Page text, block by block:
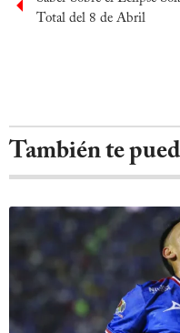
Total del 8 de Abril
También te